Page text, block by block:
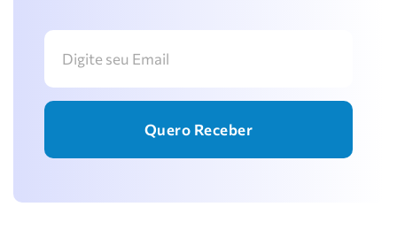
Quero Receber